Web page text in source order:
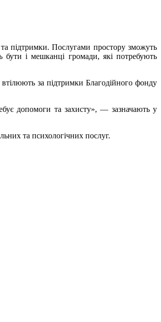
підтримки. Послугами простору зможуть
бути і мешканці громади, які потребують
за підтримки Благодійного фонду
допомоги та захисту», — зазначають у
та психологічних послуг.